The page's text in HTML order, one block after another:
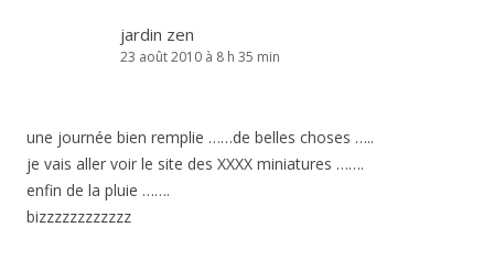
jardin zen
23 août 2010 à 8 h 35 min
une journée bien remplie ……de belles choses …..
je vais aller voir le site des XXXX miniatures …….
enfin de la pluie …….
bizzzzzzzzzzzz